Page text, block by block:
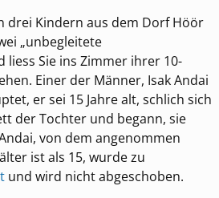
drei Kindern aus dem Dorf Höör
„unbegleitete
liess Sie ins Zimmer ihrer 10-
Einer der Männer, Isak Andai
er sei 15 Jahre alt, schlich sich
der Tochter und begann, sie
von dem angenommen
ist als 15, wurde zu
und wird nicht abgeschoben.